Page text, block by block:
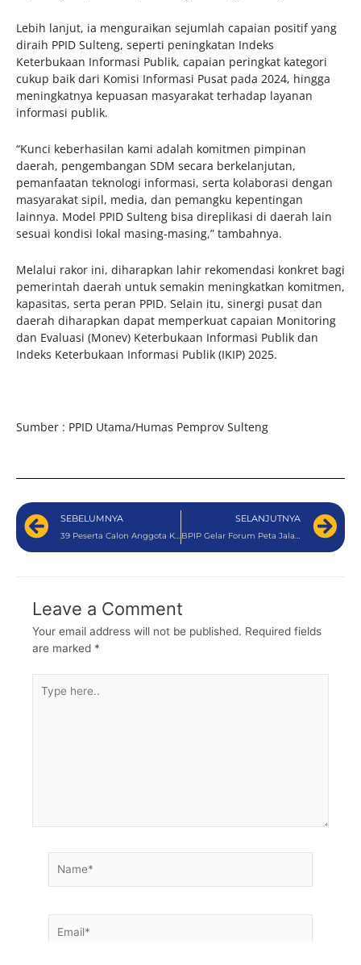
Lebih lanjut, ia menguraikan sejumlah capaian positif yang
diraih PPID Sulteng, seperti peningkatan Indeks
Keterbukaan Informasi Publik, capaian peringkat kategori
cukup baik dari Komisi Informasi Pusat pada 2024, hingga
meningkatnya kepuasan masyarakat terhadap layanan
informasi publik.
“Kunci keberhasilan kami adalah komitmen pimpinan
daerah, pengembangan SDM secara berkelanjutan,
pemanfaatan teknologi informasi, serta kolaborasi dengan
masyarakat sipil, media, dan pemangku kepentingan
lainnya. Model PPID Sulteng bisa direplikasi di daerah lain
sesuai kondisi lokal masing-masing,” tambahnya.
Melalui rakor ini, diharapkan lahir rekomendasi konkret bagi
pemerintah daerah untuk semakin meningkatkan komitmen,
kapasitas, serta peran PPID. Selain itu, sinergi pusat dan
daerah diharapkan dapat memperkuat capaian Monitoring
dan Evaluasi (Monev) Keterbukaan Informasi Publik dan
Indeks Keterbukaan Informasi Publik (IKIP) 2025.
Sumber : PPID Utama/Humas Pemprov Sulteng
SEBELUMNYA SELANJUTNYA
Leave a Comment
Your email address will not be published. Required fields
are marked *